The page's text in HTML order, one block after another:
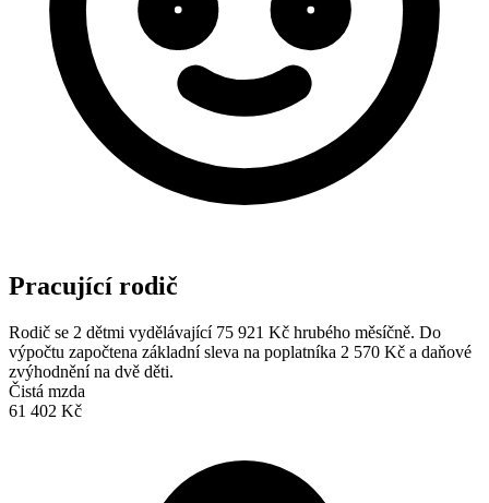
Pracující rodič
Rodič se 2 dětmi vydělávající 75 921 Kč hrubého měsíčně. Do
výpočtu započtena základní sleva na poplatníka 2 570 Kč a daňové
zvýhodnění na dvě děti.
Čistá mzda
61 402 Kč